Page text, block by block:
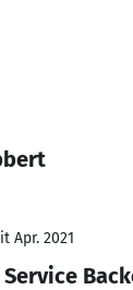
Apr. 2021